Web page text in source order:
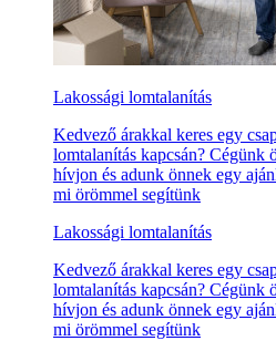
Lakossági lomtalanítás
Kedvező árakkal keres egy
lomtalanítás kapcsán? Cégünk
hívjon és adunk önnek egy
mi örömmel segítünk
Lakossági lomtalanítás
Kedvező árakkal keres egy
lomtalanítás kapcsán? Cégünk
hívjon és adunk önnek egy
mi örömmel segítünk